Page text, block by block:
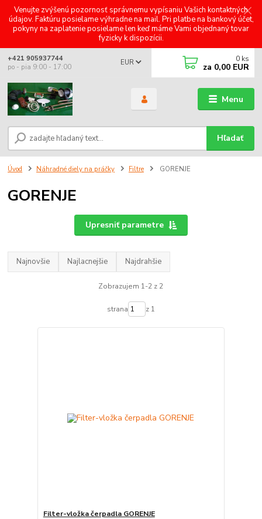
Venujte zvýšenú pozornosť správnemu vypísaniu Vašich kontaktných
údajov. Faktúru posielame výhradne na mail. Pri platbe na bankový účet,
pokyny na zaplatenie posielame len keď máme Vami objednaný tovar
fyzicky k dispozícii.
Menu
EUR
Hľadať
+421 905937744
po - pia 9:00 - 17:00
0 ks
za 0,00 EUR
Úvod Náhradné diely na práčky Filtre GORENJE
GORENJE
Upresniť parametre
Najnovšie Najlacnejšie Najdrahšie
Zobrazujem 1-2 z 2
strana z 1
Filter-vložka čerpadla GORENJE